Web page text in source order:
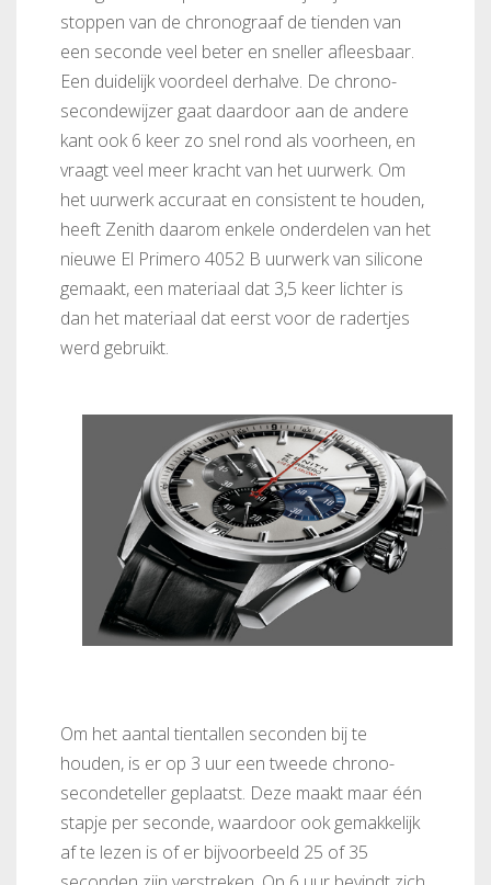
stoppen van de chronograaf de tienden van
een seconde veel beter en sneller afleesbaar.
Een duidelijk voordeel derhalve. De chrono-
secondewijzer gaat daardoor aan de andere
kant ook 6 keer zo snel rond als voorheen, en
vraagt veel meer kracht van het uurwerk. Om
het uurwerk accuraat en consistent te houden,
heeft Zenith daarom enkele onderdelen van het
nieuwe El Primero 4052 B uurwerk van silicone
gemaakt, een materiaal dat 3,5 keer lichter is
dan het materiaal dat eerst voor de radertjes
werd gebruikt.
Om het aantal tientallen seconden bij te
houden, is er op 3 uur een tweede chrono-
secondeteller geplaatst. Deze maakt maar één
stapje per seconde, waardoor ook gemakkelijk
af te lezen is of er bijvoorbeeld 25 of 35